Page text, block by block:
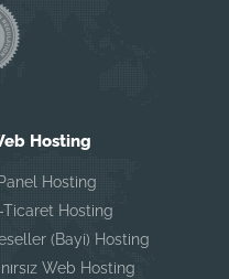
Hosting
Hosting
Ticaret Hosting
(Bayi) Hosting
Web Hosting